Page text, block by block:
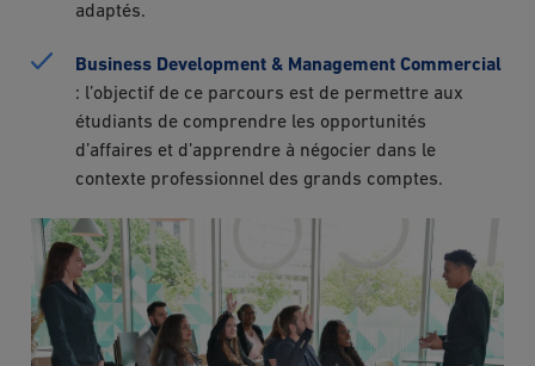
adaptés.
Business Development & Management Commercial
: l’objectif de ce parcours est de permettre aux
étudiants de comprendre les opportunités
d’affaires et d’apprendre à négocier dans le
contexte professionnel des grands comptes.